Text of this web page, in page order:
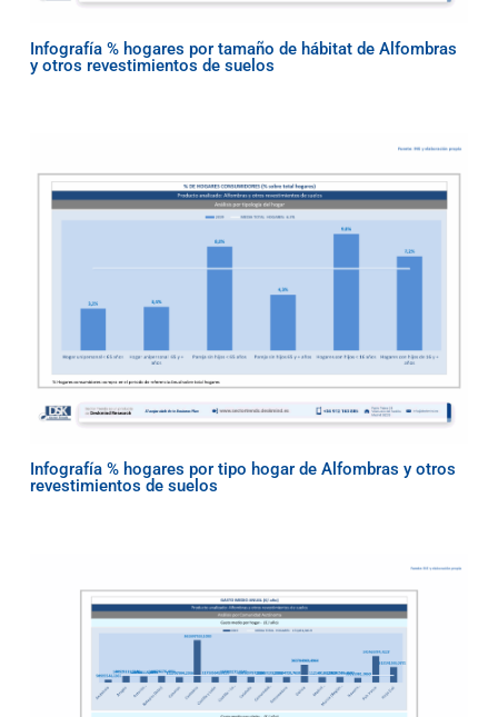
Infografía % hogares por tamaño de hábitat de Alfombras
y otros revestimientos de suelos
Infografía % hogares por tipo hogar de Alfombras y otros
revestimientos de suelos